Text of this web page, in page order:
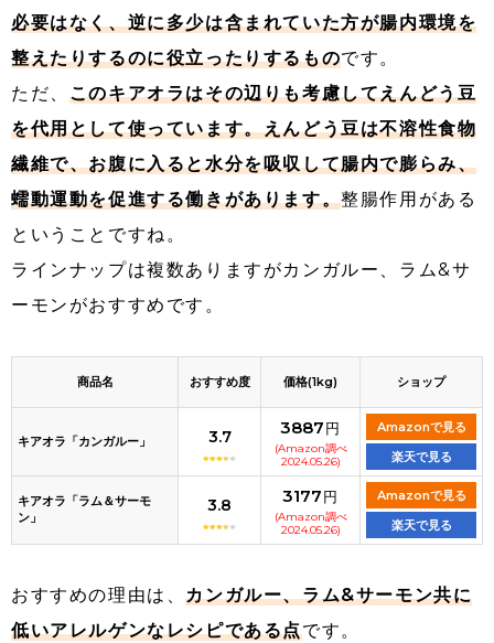
必要はなく、逆に多少は含まれていた方が腸内環境を
整えたりするのに役立ったりするものです。
ただ、 このキアオラはその辺りも考慮してえんどう豆
を代用として使っています。えんどう豆は不溶性食物
繊維で、お腹に入ると水分を吸収して腸内で膨らみ、
蠕動運動を促進する働きがあります。整腸作用がある
ということですね。
ラインナップは複数ありますがカンガルー、ラム&サ
ーモンがおすすめです。
商品名 おすすめ度 価格(1kg) ショップ
キアオラ「カンガルー」 3.7 3887円
(Amazon調べ
2024.05.26)
Amazonで見る
楽天で見る
キアオラ「ラム＆サーモ
ン」
3.8 3177円
(Amazon調べ
2024.05.26)
Amazonで見る
楽天で見る
おすすめの理由は、カンガルー、ラム&サーモン共に
低いアレルゲンなレシピである点です。